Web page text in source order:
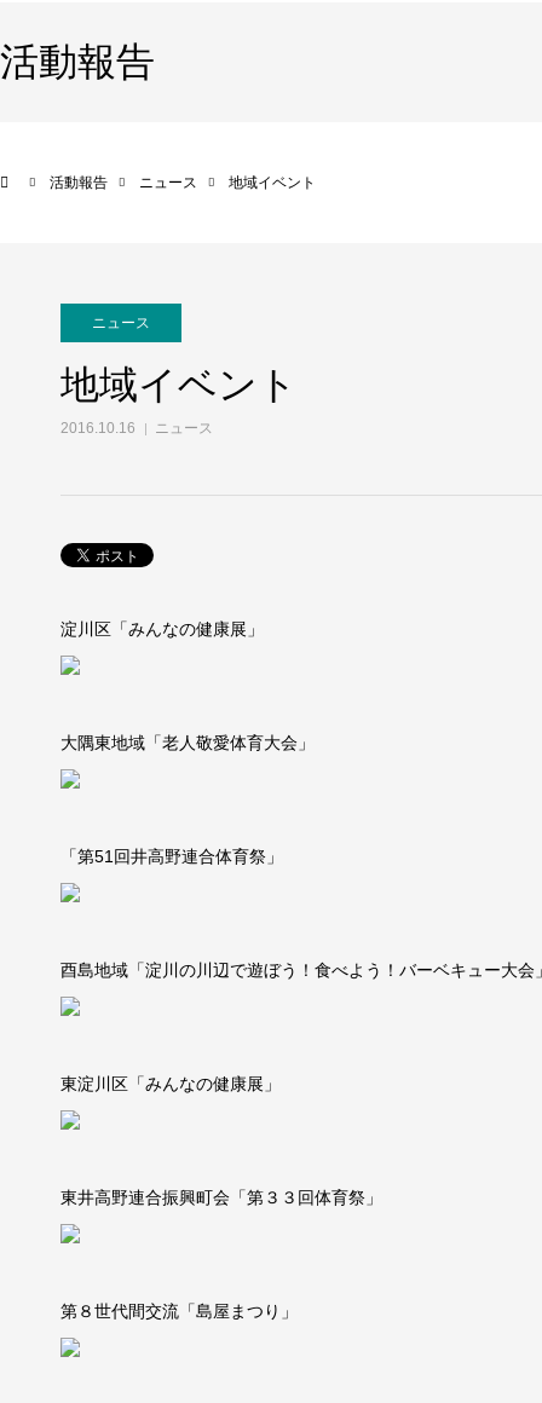
活動報告
活動報告 ニュース 地域イベント
ニュース
地域イベント
2016.10.16 ニュース
淀川区「みんなの健康展」
大隅東地域「老人敬愛体育大会」
「第51回井高野連合体育祭」
酉島地域「淀川の川辺で遊ぼう！食べよう！バーベキュー大会
東淀川区「みんなの健康展」
東井高野連合振興町会「第３３回体育祭」
第８世代間交流「島屋まつり」